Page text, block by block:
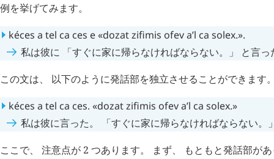
例を挙げてみます。
kéces a tel ca ces e«dozatzifimis ofeva’l ca solex.».
私は彼に 「すぐに家に帰らなければならない。」 と言っ
この文は、 以下のように発話部を独立させることができます
kéces a tel ca ces. «dozatzifimis ofeva’l ca solex.»
私は彼に言った。 「すぐに家に帰らなければならない。
ここで、 注意点が 2 つあります。 まず、 もともと発話部が